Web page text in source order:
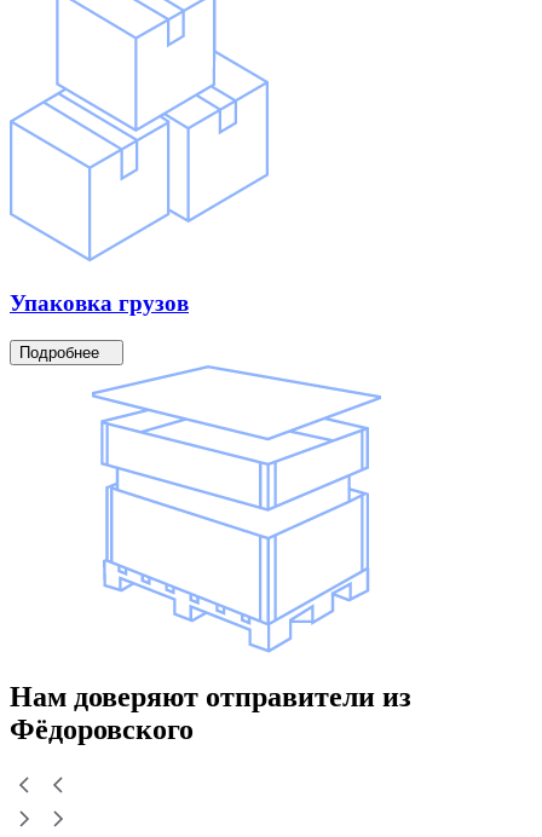
Упаковка грузов
Подробнее
Нам доверяют отправители из
Фёдоровского